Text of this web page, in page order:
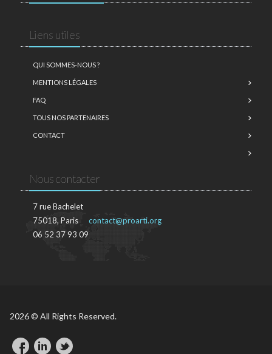
Liens utiles
QUI SOMMES-NOUS ?
MENTIONS LÉGALES
FAQ
TOUS NOS PARTENAIRES
CONTACT
Nous contacter
7 rue Bachelet
75018, Paris
06 52 37 93 09
contact@proarti.org
2026 © All Rights Reserved.